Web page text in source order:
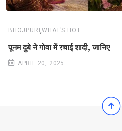
BHOJPURI,WHAT'S HOT
पूनम दुबे ने गोवा में रचाई शादी, जानिए
APRIL 20, 2025